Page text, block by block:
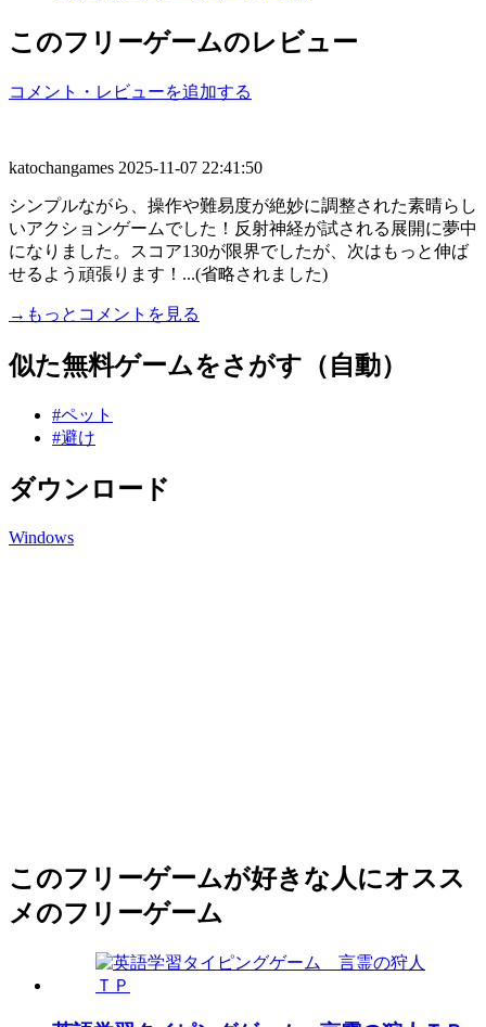
このフリーゲームのレビュー
コメント・レビューを追加する
katochangames 2025-11-07 22:41:50
シンプルながら、操作や難易度が絶妙に調整された素晴らし
いアクションゲームでした！反射神経が試される展開に夢中
になりました。スコア130が限界でしたが、次はもっと伸ば
せるよう頑張ります！...(省略されました)
→もっとコメントを見る
似た無料ゲームをさがす（自動）
#ペット
#避け
ダウンロード
Windows
このフリーゲームが好きな人にオスス
メのフリーゲーム